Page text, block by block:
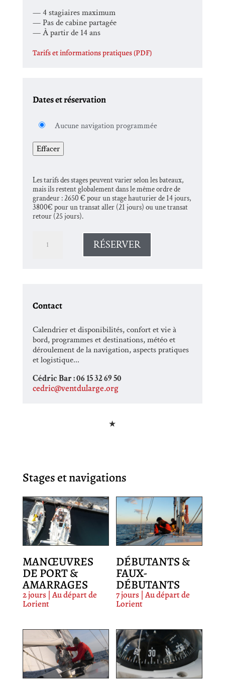
— 4 stagiaires maximum
— Pas de cabine partagée
— À partir de 14 ans
Tarifs et informations pratiques (PDF)
Dates et réservation
Aucune navigation programmée
Effacer
Les tarifs des stages peuvent varier selon les bateaux,
mais ils restent globalement dans le même ordre de
grandeur : 2650 € pour un stage hauturier de 14 jours,
3800€ pour un transat aller (21 jours) ou une transat
retour (25 jours).
RÉSERVER
Contact
Calendrier et disponibilités, confort et vie à
bord, programmes et destinations, météo et
déroulement de la navigation, aspects pratiques
et logistique...
Cédric Bar : 06 15 32 69 50
cedric@ventdularge.org
★
Stages et navigations
MANŒUVRES
DE PORT &
AMARRAGES
2 jours | Au départ de
Lorient
DÉBUTANTS &
FAUX-
DÉBUTANTS
7 jours | Au départ de
Lorient